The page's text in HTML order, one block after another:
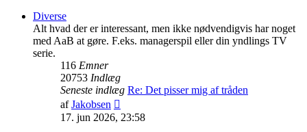
Diverse
Alt hvad der er interessant, men ikke nødvendigvis har noget
med AaB at gøre. F.eks. managerspil eller din yndlings TV
serie.
116 Emner
20753 Indlæg
Seneste indlæg Re: Det pisser mig af tråden
afJakobsen
det
17. jun 2026, 23:58